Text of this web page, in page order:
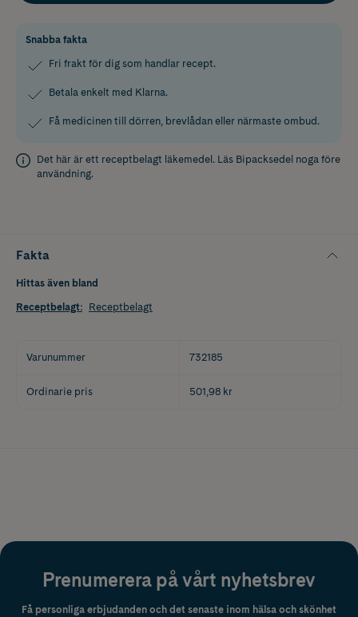
Snabba fakta
Fri frakt för dig som handlar recept.
Betala enkelt med Klarna.
Få medicinen till dörren, brevlådan eller närmaste ombud.
Det här är ett receptbelagt läkemedel. Läs Bipacksedel noga före
användning.
Fakta
Hittas även bland
Receptbelagt: Receptbelagt
Varunummer 732185
Ordinarie pris 501,98 kr
Prenumerera på vårt nyhetsbrev
Få personliga erbjudanden och det senaste inom hälsa och skönhet